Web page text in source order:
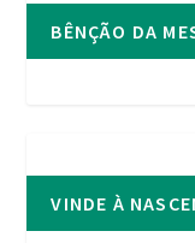
BÊNÇÃO DA
VINDE À